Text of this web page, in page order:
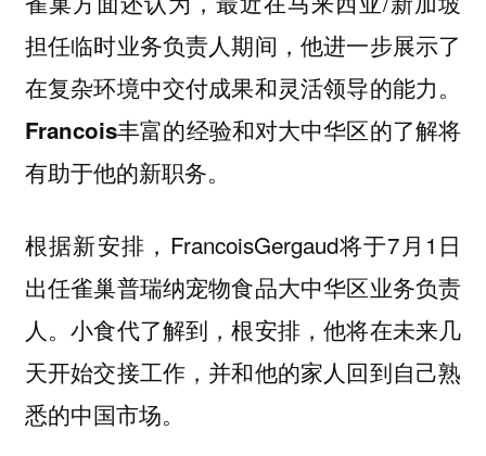
担任临时业务负责人期间，他进一步展示了
在复杂环境中交付成果和灵活领导的能力。
Francois丰富的经验和对大中华区的了解将
有助于他的新职务。
根据新安排，FrancoisGergaud将于7月1日
出任雀巢普瑞纳宠物食品大中华区业务负责
人。小食代了解到，根安排，他将在未来几
天开始交接工作，并和他的家人回到自己熟
悉的中国市场。